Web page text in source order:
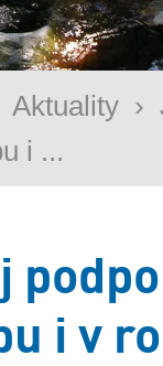
Aktuality ›
i ...
i v